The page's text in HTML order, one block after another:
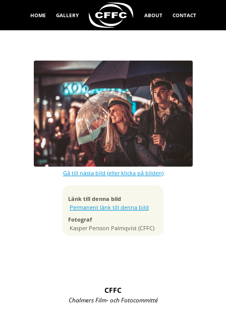
HOME GALLERY ABOUT CONTACT
Gå till nästa bild (eller klicka på bilden)
Länk till denna bild
Permanent länk till denna bild
Fotograf
Kasper Persson Palmqvist (CFFC)
Exponeringstid
1/200 sek
Bländare
f/1.6
Kamera
Canon EOS-1D X Mark II
Tagen
ISO
2500
Brännvidd
85 mm
CFFC
Chalmers Film- och Fotocommitté